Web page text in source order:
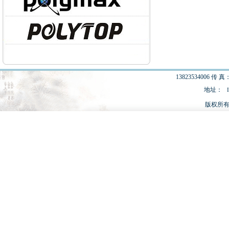
13823534006 传 真
地址：
版权所